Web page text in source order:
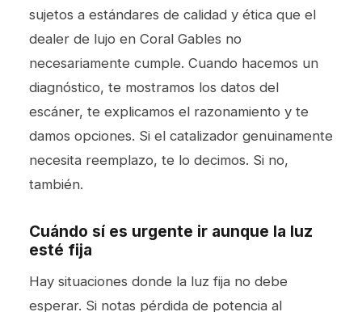
sujetos a estándares de calidad y ética que el
dealer de lujo en Coral Gables no
necesariamente cumple. Cuando hacemos un
diagnóstico, te mostramos los datos del
escáner, te explicamos el razonamiento y te
damos opciones. Si el catalizador genuinamente
necesita reemplazo, te lo decimos. Si no,
también.
Cuándo sí es urgente ir aunque la luz
esté fija
Hay situaciones donde la luz fija no debe
esperar. Si notas pérdida de potencia al